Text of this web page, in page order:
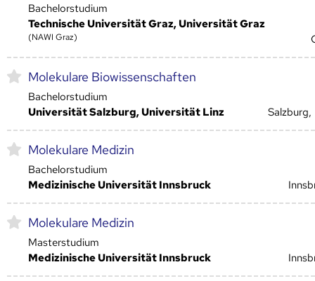
Bachelorstudium
Technische Universität Graz, Universität Graz
(NAWI Graz)
Molekulare Biowissenschaften
Bachelorstudium
Universität Salzburg, Universität Linz
Salzburg,
Molekulare Medizin
Bachelorstudium
Medizinische Universität Innsbruck
Molekulare Medizin
Masterstudium
Medizinische Universität Innsbruck